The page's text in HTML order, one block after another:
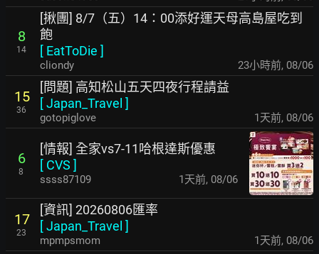
8
14
[揪團] 8/7（五）14：00添好運天母高島屋吃到
飽
[ EatToDie ]
cliondy 23小時前, 08/06
15
36
[問題] 高知松山五天四夜行程請益
[Japan_Travel ]
gotopiglove 1天前, 08/06
6
8
[情報] 全家vs7-11哈根達斯優惠
[ CVS ]
ssss87109 1天前, 08/06
17
23
[資訊] 20260806匯率
[Japan_Travel ]
mpmpsmom 1天前, 08/06